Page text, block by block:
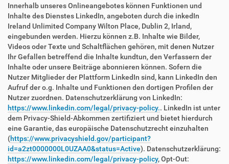
Innerhalb unseres Onlineangebotes können Funktionen und
Inhalte des Dienstes LinkedIn, angeboten durch die inkedIn
Ireland Unlimited Company Wilton Place, Dublin 2, Irland,
eingebunden werden. Hierzu können z.B. Inhalte wie Bilder,
Videos oder Texte und Schaltflächen gehören, mit denen Nutzer
Ihr Gefallen betreffend die Inhalte kundtun, den Verfassern der
Inhalte oder unsere Beiträge abonnieren können. Sofern die
Nutzer Mitglieder der Plattform LinkedIn sind, kann LinkedIn den
Aufruf der o.g. Inhalte und Funktionen den dortigen Profilen der
Nutzer zuordnen. Datenschutzerklärung von LinkedIn:
https://www.linkedin.com/legal/privacy-policy.. LinkedIn ist unter
dem Privacy-Shield-Abkommen zertifiziert und bietet hierdurch
eine Garantie, das europäische Datenschutzrecht einzuhalten
(https://www.privacyshield.gov/participant?
id=a2zt0000000L0UZAA0&status=Active). Datenschutzerklärung:
https://www.linkedin.com/legal/privacy-policy, Opt-Out: